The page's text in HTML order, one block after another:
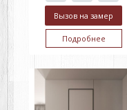
Вызов на замер
Подробнее